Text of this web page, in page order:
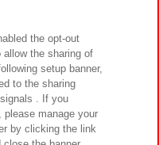
あるご質問・お問い合わせ
the opt-out
the sharing of
setup banner,
to the sharing
. If you
please manage your
by clicking the link